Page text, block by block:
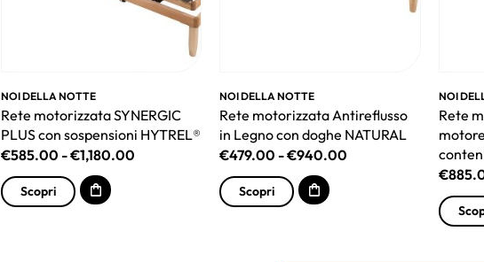
NOI DELLA NOTTE
Rete motorizzata SYNERGIC
PLUS con sospensioni HYTREL®
€585.00 -€1,180.00
Scopri
NOI DELLA NOTTE
Rete motorizzata Antireflusso
in Legno con doghe NATURAL
€479.00 -€940.00
Scopri
NOI
Rete
€